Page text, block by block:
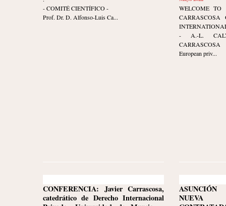
- COMITÉ CIENTÍFICO -
Prof. Dr. D. Alfonso-Luis Ca...
WELCOME
CARRASCOSA
- A.-L.
European priv...
CONFERENCIA: Javier Carrascosa,
catedrático de Derecho Internacional
NUEVA